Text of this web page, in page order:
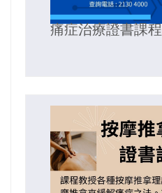
痛症治療證書課程